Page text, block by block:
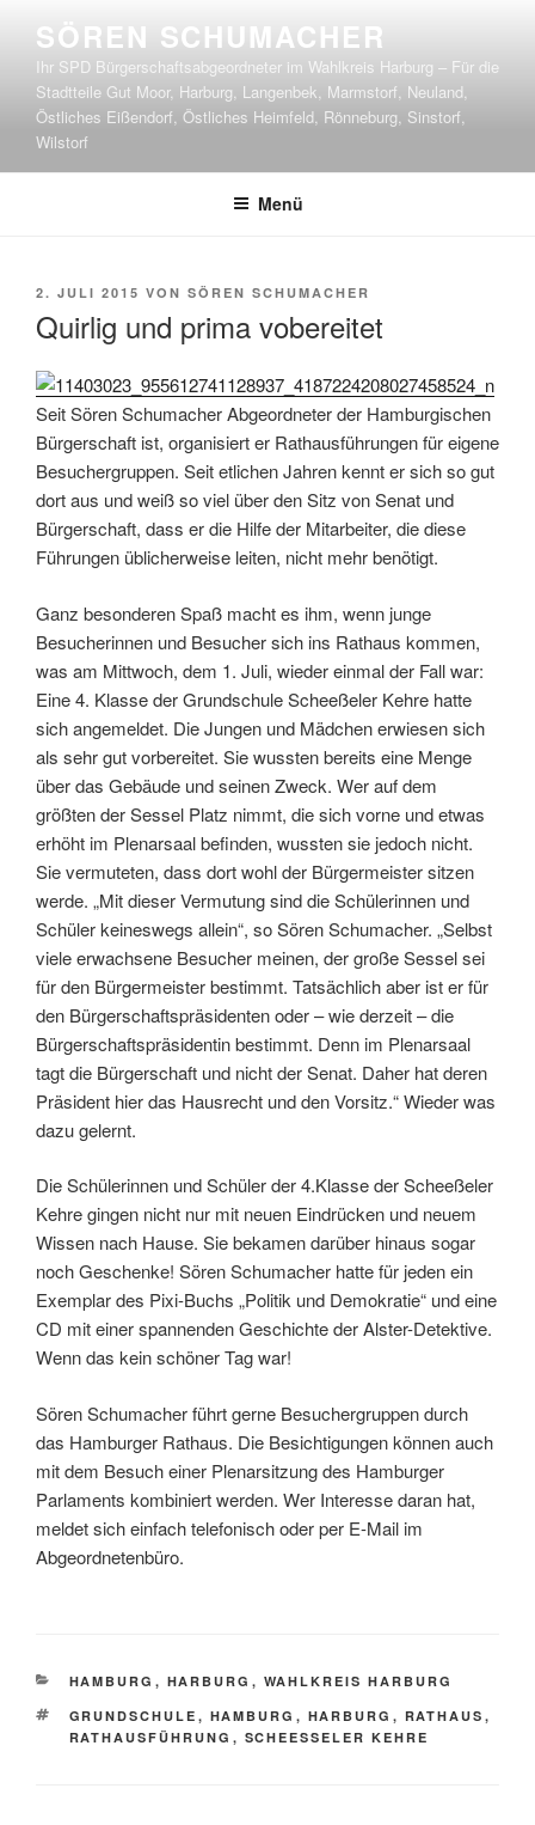
Inhalt
springen
SÖREN SCHUMACHER
Ihr SPD Bürgerschaftsabgeordneter im Wahlkreis Harburg – Für die
Stadtteile Gut Moor, Harburg, Langenbek, Marmstorf, Neuland,
Östliches Eißendorf, Östliches Heimfeld, Rönneburg, Sinstorf,
Wilstorf
Menü
VERÖFFENTLICHT
2. JULI 2015 VON SÖREN SCHUMACHER
Quirlig und prima vobereitet
Seit Sören Schumacher Abgeordneter der Hamburgischen
Bürgerschaft ist, organisiert er Rathausführungen für eigene
Besuchergruppen. Seit etlichen Jahren kennt er sich so gut
dort aus und weiß so viel über den Sitz von Senat und
Bürgerschaft, dass er die Hilfe der Mitarbeiter, die diese
Führungen üblicherweise leiten, nicht mehr benötigt.
Ganz besonderen Spaß macht es ihm, wenn junge
Besucherinnen und Besucher sich ins Rathaus kommen,
was am Mittwoch, dem 1. Juli, wieder einmal der Fall war:
Eine 4. Klasse der Grundschule Scheeßeler Kehre hatte
sich angemeldet. Die Jungen und Mädchen erwiesen sich
als sehr gut vorbereitet. Sie wussten bereits eine Menge
über das Gebäude und seinen Zweck. Wer auf dem
größten der Sessel Platz nimmt, die sich vorne und etwas
erhöht im Plenarsaal befinden, wussten sie jedoch nicht.
Sie vermuteten, dass dort wohl der Bürgermeister sitzen
werde. „Mit dieser Vermutung sind die Schülerinnen und
Schüler keineswegs allein“, so Sören Schumacher. „Selbst
viele erwachsene Besucher meinen, der große Sessel sei
für den Bürgermeister bestimmt. Tatsächlich aber ist er für
den Bürgerschaftspräsidenten oder – wie derzeit – die
Bürgerschaftspräsidentin bestimmt. Denn im Plenarsaal
tagt die Bürgerschaft und nicht der Senat. Daher hat deren
Präsident hier das Hausrecht und den Vorsitz.“ Wieder was
dazu gelernt.
Die Schülerinnen und Schüler der 4.Klasse der Scheeßeler
Kehre gingen nicht nur mit neuen Eindrücken und neuem
Wissen nach Hause. Sie bekamen darüber hinaus sogar
noch Geschenke! Sören Schumacher hatte für jeden ein
Exemplar des Pixi-Buchs „Politik und Demokratie“ und eine
CD mit einer spannenden Geschichte der Alster-Detektive.
Wenn das kein schöner Tag war!
Sören Schumacher führt gerne Besuchergruppen durch
das Hamburger Rathaus. Die Besichtigungen können auch
mit dem Besuch einer Plenarsitzung des Hamburger
Parlaments kombiniert werden. Wer Interesse daran hat,
meldet sich einfach telefonisch oder per E-Mail im
Abgeordnetenbüro.
KATEGORIEN
HAMBURG , HARBURG , WAHLKREIS HARBURG
SCHLAGWÖRTER
GRUNDSCHULE , HAMBURG , HARBURG , RATHAUS ,
RATHAUSFÜHRUNG , SCHEESSELER KEHRE